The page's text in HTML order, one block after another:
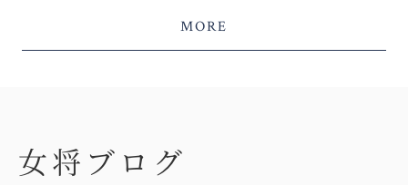
MORE
女将ブログ